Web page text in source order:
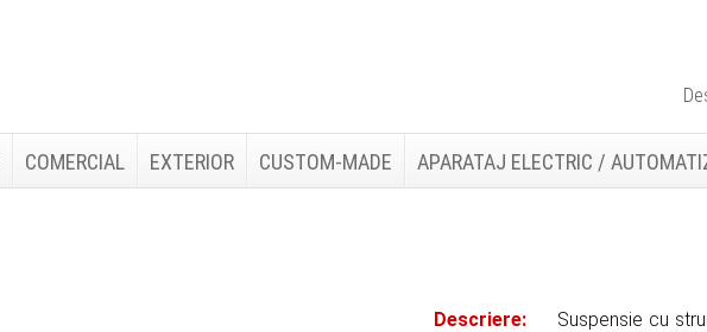
COMERCIAL EXTERIOR CUSTOM-MADE APARATAJ ELECTRIC /
Descriere:
Suspensie cu